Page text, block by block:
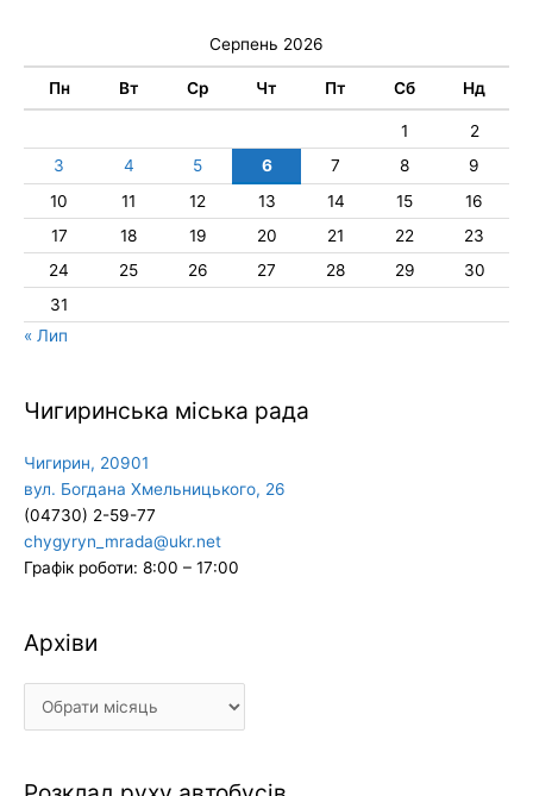
Серпень 2026
Пн Вт Ср Чт Пт Сб Нд
1
2
3
4 5 6 7 8
9
10
11 12 13 14 15
16
17
18 19 20 21 22
23
24
25 26 27 28 29
30
31
« Лип
Чигиринська міська рада
Чигирин, 20901
вул. Богдана Хмельницького, 26
(04730) 2-59-77
chygyryn_mrada@ukr.net
Графік роботи: 8:00 – 17:00
Архіви
Архіви